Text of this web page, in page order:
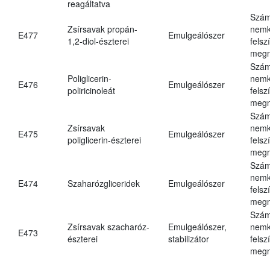
reagáltatva
E477
Zsírsavak propán-
1,2-diol-észterei
Emulgeálószer
E476
Poliglicerin-
poliricinoleát
Emulgeálószer
E475
Zsírsavak
poliglicerin-észterei
Emulgeálószer
E474 Szaharózgliceridek Emulgeálószer
E473
Zsírsavak szacharóz-
észterei
Emulgeálószer,
stabilizátor